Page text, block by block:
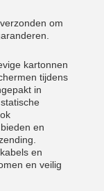
om
kartonnen
tijdens
in
en
en
en veilig